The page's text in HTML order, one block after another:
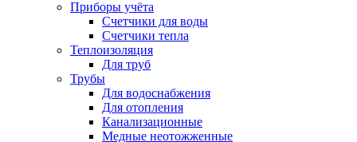
Приборы учёта
Счетчики для воды
Счетчики тепла
Теплоизоляция
Для труб
Трубы
Для водоснабжения
Для отопления
Канализационные
Медные неотожженные